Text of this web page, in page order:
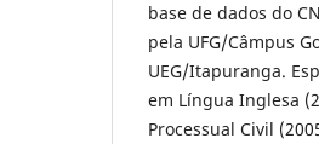
base de dados do
pela UFG/Câmpus
UEG/Itapuranga.
em Língua Inglesa
Processual Civil